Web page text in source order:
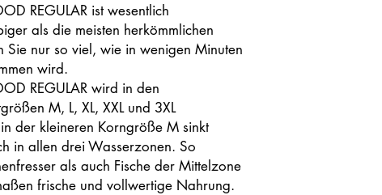
REGULAR ist wesentlich
als die meisten herkömmlichen
Sie nur so viel, wie in wenigen Minuten
wird.
REGULAR wird in den
M, L, XL, XXL und 3XL
der kleineren Korngröße M sinkt
in allen drei Wasserzonen. So
als auch Fische der Mittelzone
frische und vollwertige Nahrung.